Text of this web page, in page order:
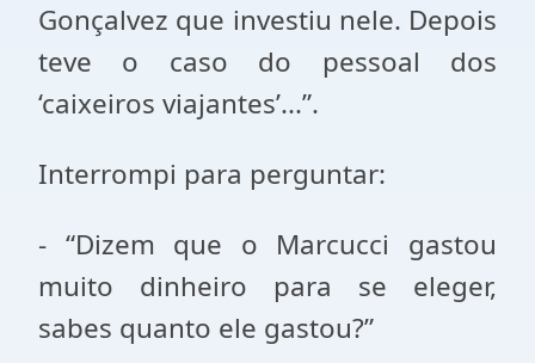
Gonçalvez que investiu nele. Depois
teve o caso do pessoal dos
‘caixeiros viajantes’...”.
Interrompi para perguntar:
- “Dizem que o Marcucci gastou
muito dinheiro para se eleger,
sabes quanto ele gastou?”